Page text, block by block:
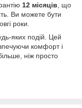
12 місяців , що
Ви можете бути
роки.
яких подій. Цей
комфорт і
ніж просто